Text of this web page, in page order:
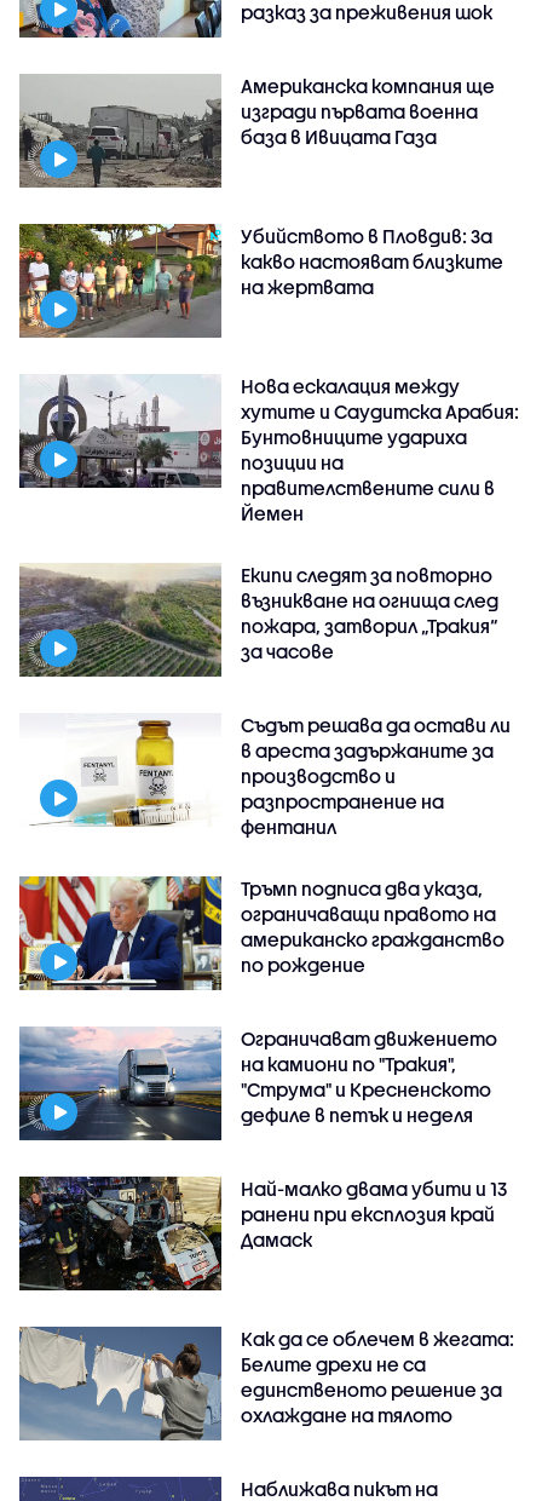
разказ за преживения шок
Американска компания ще
изгради първата военна
база в Ивицата Газа
Убийството в Пловдив: За
какво настояват близките
на жертвата
Нова ескалация между
хутите и Саудитска Арабия:
Бунтовниците удариха
позиции на
правителствените сили в
Йемен
Екипи следят за повторно
възникване на огнища след
пожара, затворил „Тракия“
за часове
Съдът решава да остави ли
в ареста задържаните за
производство и
разпространение на
фентанил
Тръмп подписа два указа,
ограничаващи правото на
американско гражданство
по рождение
Ограничават движението
на камиони по "Тракия",
"Струма" и Кресненското
дефиле в петък и неделя
Най-малко двама убити и 13
ранени при експлозия край
Дамаск
Как да се облечем в жегата:
Белите дрехи не са
единственото решение за
охлаждане на тялото
Наближава пикът на